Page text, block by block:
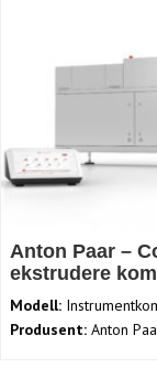
Anton Paar –
ekstrudere
Modell:
Produsent: Anton